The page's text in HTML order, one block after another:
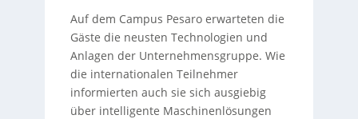
Auf dem Campus Pesaro erwarteten die
Gäste die neusten Technologien und
Anlagen der Unternehmensgruppe. Wie
die internationalen Teilnehmer
informierten auch sie sich ausgiebig
über intelligente Maschinenlösungen